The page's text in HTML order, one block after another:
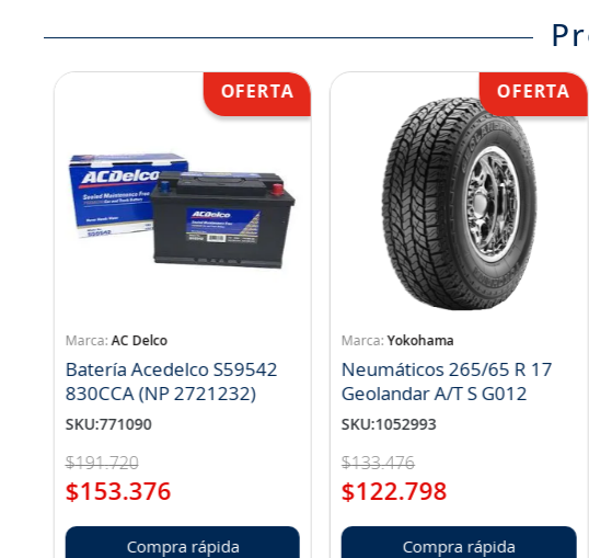
AC Delco
Batería Acedelco S59542
830CCA (NP 2721232)
SKU:771090
$191.720
$153.376
Compra rápida
Yokohama
Neumáticos 265/65 R 17
Geolandar A/T S G012
SKU:1052993
$133.476
$122.798
Compra rápida